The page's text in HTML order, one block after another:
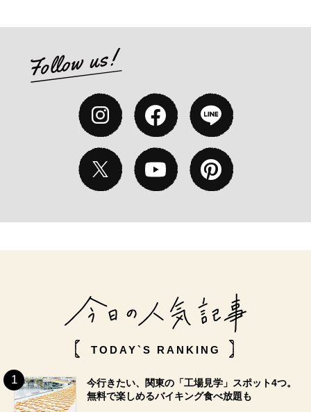
TODAY`S RANKING
今行きたい、関東の「工場見学」スポット4つ。
無料で楽しめるバイキング食べ放題も